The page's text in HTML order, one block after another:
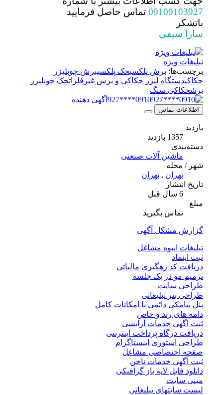
09109103927تماس حاصل فرماييد
باتشكر
سارا سيفی
تبلیغات ویژه
برچسب‌ها:برش پلکسیحک پلکسیبرش چوبلیزر
حکاکیدستگاه لیزر حکاکی و برش غیرفلزات حک چوبلیزر
حکاکی سنگ
0910****927
آگهی دهنده
اطلاعات تماس
دسته‌بندی
ماشین آلات صنعتی
شهر / محله
تهران,تهران
تاریخ انتشار
تماس بگیرید
گزارش مشکل آگهی
تبلیغات انبوه مشاغل
ثبت اینماد
دریافت کد رهگیری مالیاتی
ترمیم مو در یک جلسه
طراحی سایت
طراحی بنر تبلیغاتی
پنل پیامکی دائمی با امکانات کامل
دامه های رند و خاص
ثبت آگهی خدمات آرایشی
دریافت درگاه پرداخت اینترنتی
طراحی استوری اینستاگرام
صفحه اختصاصی مشاغل
ثبت آگهی خدمات ناخن
دانلود فایل لایه باز گرافیکی
مینی سایت
لیست سایتهای تبلیغاتی